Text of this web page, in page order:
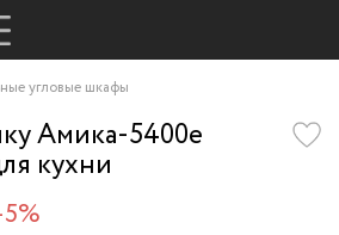
угловые шкафы
Амика-5400e
кухни